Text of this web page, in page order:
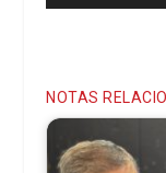
NOTAS